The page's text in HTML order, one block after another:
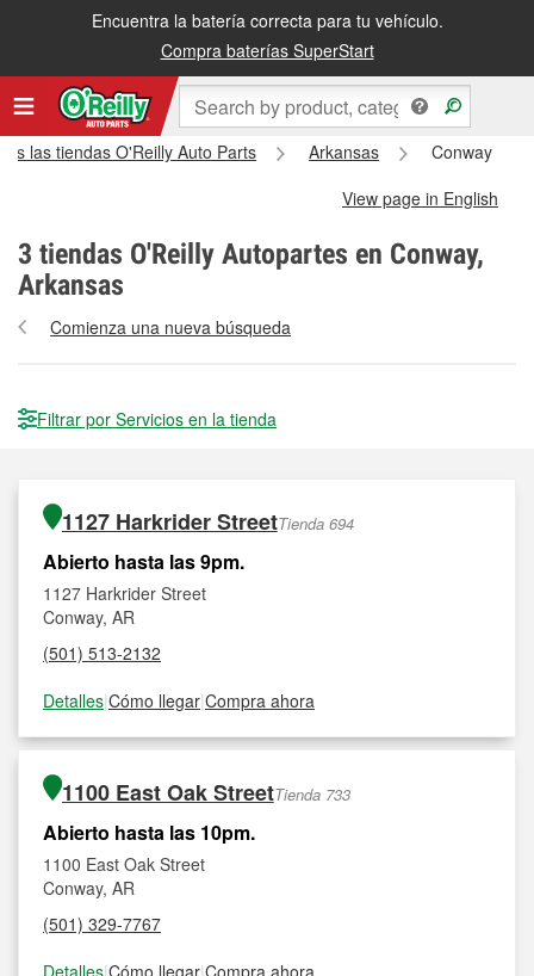
Encuentra la batería correcta para tu vehículo.
Compra baterías SuperStart
las tiendas O'Reilly Auto Parts Arkansas
Conway
View page in English
3 tiendas O'Reilly Autopartes en Conway,
Arkansas
Comienza una nueva búsqueda
Filtrar por Servicios en la tienda
1127 Harkrider StreetTienda 694
Abierto hasta las 9pm.
1127 Harkrider Street
Conway, AR
(501) 513-2132
Detalles|Cómo llegar|Compra ahora
1100 East Oak StreetTienda 733
Abierto hasta las 10pm.
1100 East Oak Street
Conway, AR
(501) 329-7767
Detalles|Cómo llegar|Compra ahora